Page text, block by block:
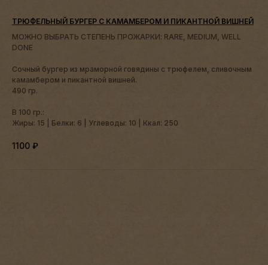
ТРЮФЕЛЬНЫЙ БУРГЕР С КАМАМБЕРОМ И ПИКАНТНОЙ ВИШНЕЙ
МОЖНО ВЫБРАТЬ СТЕПЕНЬ ПРОЖАРКИ: RARE, MEDIUM, WELL
DONE
Сочный бургер из мраморной говядины с трюфелем, сливочным
камамбером и пикантной вишней.
490 гр.
В 100 гр.:
Жиры: 15 | Белки: 6 | Углеводы: 10 | Ккал: 250
1100 ₽